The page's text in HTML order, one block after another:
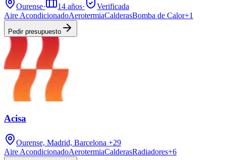
Ourense· 14 años·
Verificada
Aire AcondicionadoAerotermiaCalderasBomba de Calor+1
Pedir presupuesto
Acisa
Ourense, Madrid, Barcelona +29
Aire AcondicionadoAerotermiaCalderasRadiadores+6